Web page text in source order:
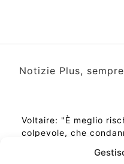
Notizie Plus,
Voltaire: "È meglio
colpevole, che